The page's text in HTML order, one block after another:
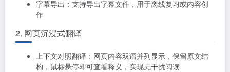
字幕导出：支持导出字幕文件，用于离线复习或内容创
作
2. 网页沉浸式翻译
上下文对照翻译：网页内容双语并列显示，保留原文结
构，鼠标悬停即可查看释义，实现无干扰阅读